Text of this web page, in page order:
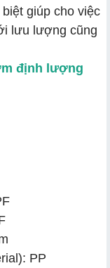
giúp cho việc
lưu lượng cũng
định lượng
PP